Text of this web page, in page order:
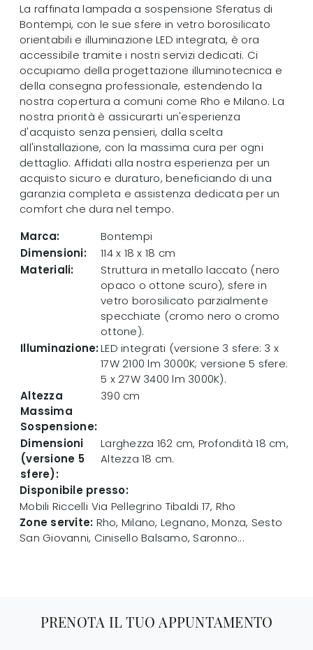
La raffinata lampada a sospensione Sferatus di
Bontempi, con le sue sfere in vetro borosilicato
orientabili e illuminazione LED integrata, è ora
accessibile tramite i nostri servizi dedicati. Ci
occupiamo della progettazione illuminotecnica e
della consegna professionale, estendendo la
nostra copertura a comuni come Rho e Milano. La
nostra priorità è assicurarti un'esperienza
d'acquisto senza pensieri, dalla scelta
all'installazione, con la massima cura per ogni
dettaglio. Affidati alla nostra esperienza per un
acquisto sicuro e duraturo, beneficiando di una
garanzia completa e assistenza dedicata per un
comfort che dura nel tempo.
Marca:
Bontempi
Dimensioni:
114 x 18 x 18 cm
Materiali:
Struttura in metallo laccato (nero
opaco o ottone scuro), sfere in
vetro borosilicato parzialmente
specchiate (cromo nero o cromo
ottone).
Illuminazione:LED integrati (versione 3 sfere: 3 x
17W 2100 lm 3000K; versione 5 sfere:
5 x 27W 3400 lm 3000K).
Altezza
Massima
Sospensione:
390 cm
Dimensioni
(versione 5
sfere):
Larghezza 162 cm, Profondità 18 cm,
Altezza 18 cm.
Disponibile presso:
Mobili Riccelli Via Pellegrino Tibaldi 17, Rho
Zone servite: Rho, Milano, Legnano, Monza, Sesto
San Giovanni, Cinisello Balsamo, Saronno...
PRENOTA IL TUO APPUNTAMENTO